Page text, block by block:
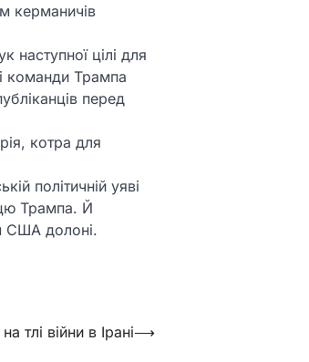
керманичів
цілі для
команди Трампа
перед
котра для
політичній уяві
Трампа. Й
США долоні.
тлі війни в Ірані⟶